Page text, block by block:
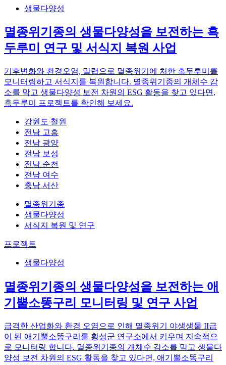
생물다양성
멸종위기종의 생물다양성을 보전하는 흑
두루미 연구 및 서식지 복원 사업
기후변화와 환경오염, 밀렵으로 멸종위기에 처한 흑두루미를
모니터링하고 서식지를 복원합니다. 멸종위기종의 개체수 감
소를 막고 생물다양성 보전 차원의 ESG 활동을 찾고 있다면,
흑두루미 프로젝트를 확인해 보세요.
강원도 철원
전남 고흥
전남 광양
전남 보성
전남 순천
전남 여수
충남 서산
멸종위기종
생물다양성
서식지 복원 및 연구
프로젝트
생물다양성
멸종위기종의 생물다양성을 보전하는 애
기뿔소똥구리 모니터링 및 연구 사업
급격한 산업화와 환경 오염으로 인해 멸종위기 야생생물 II급
이 된 애기뿔소똥구리를 횡성군 연구소에서 키우며 지속적으
로 모니터링 합니다. 멸종위기종의 개체수 감소를 막고 생물다
양성 보전 차원의 ESG 활동을 찾고 있다면, 애기뿔소똥구리